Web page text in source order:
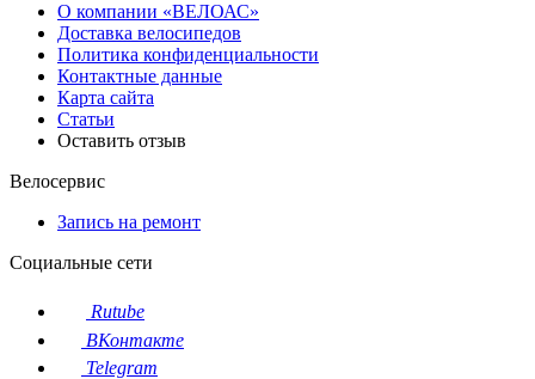
О компании «ВЕЛОАС»
Доставка велосипедов
Политика конфиденциальности
Контактные данные
Карта сайта
Статьи
Оставить отзыв
Велосервис
Запись на ремонт
Социальные сети
Rutube
ВКонтакте
Telegram